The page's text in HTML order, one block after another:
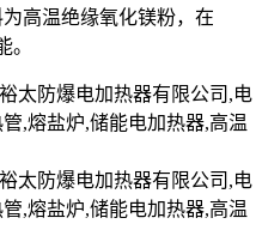
高温绝缘氧化镁粉，在